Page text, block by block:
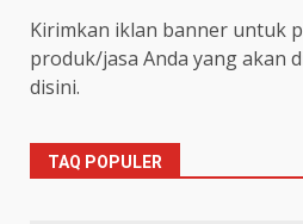
Kirimkan iklan banner untuk
produk/jasa Anda yang akan
disini.
TAQ POPULER